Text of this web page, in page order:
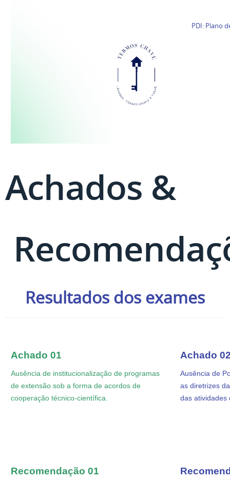
PDI: Plano
Achados &
Resultados dos exames
Achado 01
Ausência de institucionalização de programas
de extensão sob a forma de acordos de
cooperação técnico-científica.
Achado
Ausência de
as diretrizes
das atividades
Recomendação 01